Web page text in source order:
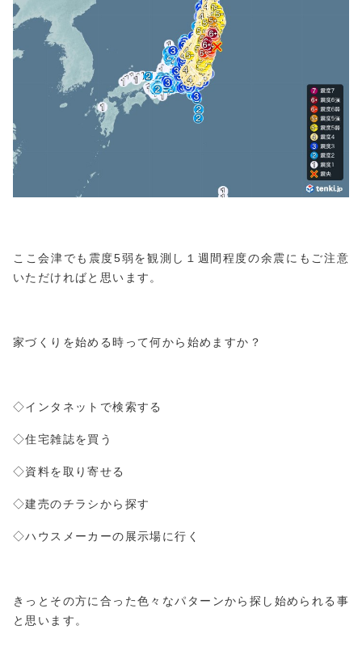
ここ会津でも震度5弱を観測し１週間程度の余震にもご注意
いただければと思います。
家づくりを始める時って何から始めますか？
◇インタネットで検索する
◇住宅雑誌を買う
◇資料を取り寄せる
◇建売のチラシから探す
◇ハウスメーカーの展示場に行く
きっとその方に合った色々なパターンから探し始められる事
と思います。